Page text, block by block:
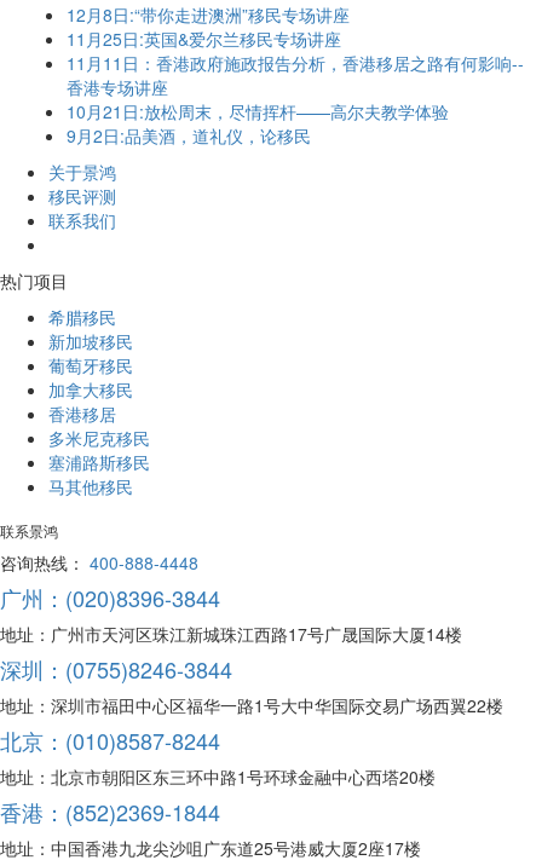
12月8日:“带你走进澳洲”移民专场讲座
11月25日:英国&爱尔兰移民专场讲座
11月11日：香港政府施政报告分析，香港移居之路有何影响--
香港专场讲座
10月21日:放松周末，尽情挥杆——高尔夫教学体验
9月2日:品美酒，道礼仪，论移民
关于景鸿
移民评测
联系我们
热门项目
希腊移民
新加坡移民
葡萄牙移民
加拿大移民
香港移居
多米尼克移民
塞浦路斯移民
马其他移民
联系景鸿
咨询热线： 400-888-4448
广州：(020)8396-3844
地址：广州市天河区珠江新城珠江西路17号广晟国际大厦14楼
深圳：(0755)8246-3844
地址：深圳市福田中心区福华一路1号大中华国际交易广场西翼22楼
北京：(010)8587-8244
地址：北京市朝阳区东三环中路1号环球金融中心西塔20楼
香港：(852)2369-1844
地址：中国香港九龙尖沙咀广东道25号港威大厦2座17楼